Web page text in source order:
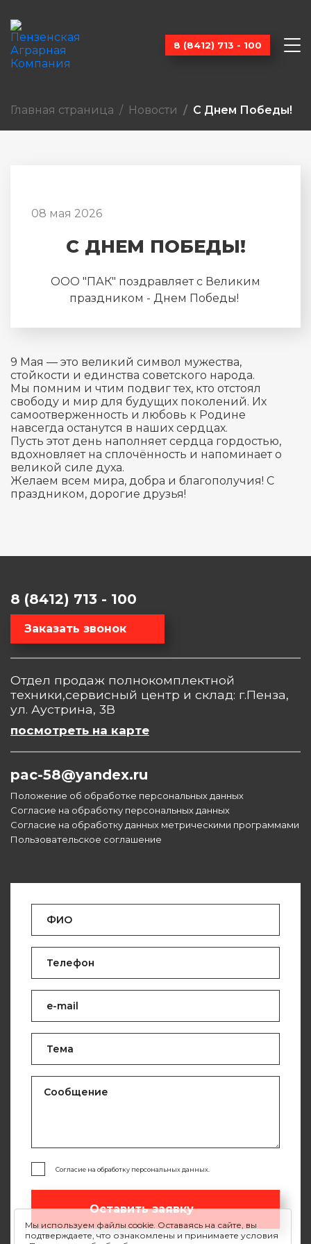
8 (8412) 713 - 100
Главная страница Новости С Днем Победы!
08 мая 2026
С ДНЕМ ПОБЕДЫ!
ООО "ПАК" поздравляет с Великим
праздником - Днем Победы!
9 Мая — это великий символ мужества,
стойкости и единства советского народа.
Мы помним и чтим подвиг тех, кто отстоял
свободу и мир для будущих поколений. Их
самоотверженность и любовь к Родине
навсегда останутся в наших сердцах.
Пусть этот день наполняет сердца гордостью,
вдохновляет на сплочённость и напоминает о
великой силе духа.
Желаем всем мира, добра и благополучия! С
праздником, дорогие друзья!
8 (8412) 713 - 100
Заказать звонок
Отдел продаж полнокомплектной
техники,сервисный центр и склад: г.Пенза,
ул. Аустрина, 3В
посмотреть на карте
pac-58@yandex.ru
Положение об обработке персональных данных
Согласие на обработку персональных данных
Согласие на обработку данных метрическими программами
Пользовательское соглашение
Согласие на обработку персональных данных.
Оставить заявку
Мы используем файлы cookie. Оставаясь на сайте, вы
подтверждаете, что ознакомлены и принимаете условия